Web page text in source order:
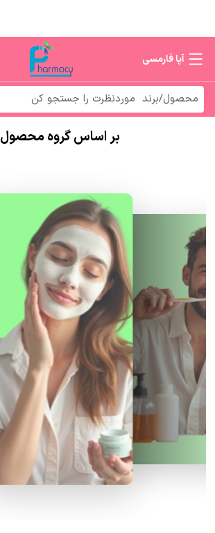
آپا فارمسی
بر اساس گروه محصول